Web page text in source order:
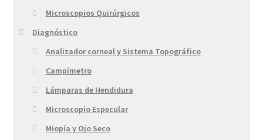
Microscopios Quirúrgicos
Diagnóstico
Analizador corneal y Sistema Topográfico
Campímetro
Lámparas de Hendidura
Microscopio Especular
Miopía y Ojo Seco